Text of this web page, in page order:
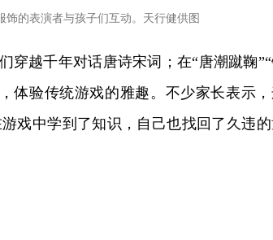
饰的表演者与孩子们互动。天行健供图
穿越千年对话唐诗宋词；在“唐潮蹴鞠
体验传统游戏的雅趣。不少家长表示
戏中学到了知识，自己也找回了久违